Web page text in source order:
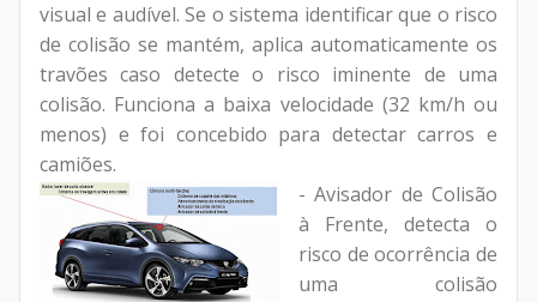
visual e audível. Se o sistema identificar que o risco
de colisão se mantém, aplica automaticamente os
travões caso detecte o risco iminente de uma
colisão. Funciona a baixa velocidade (32 km/h ou
menos) e foi concebido para detectar carros e
camiões.
- Avisador de Colisão
à Frente, detecta o
risco de ocorrência de
uma colisão